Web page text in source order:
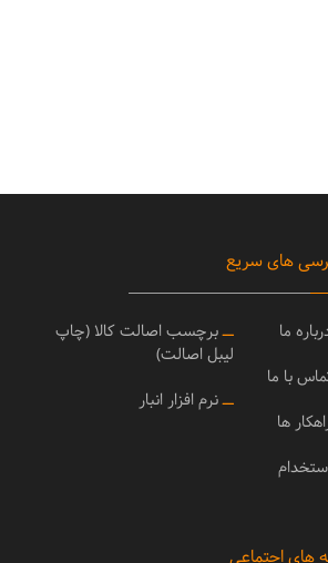
های سریع
ما
با ما
ها
ــبرچسب اصالت کالا (چاپ
لیبل اصالت)
ــنرم افزار انبار